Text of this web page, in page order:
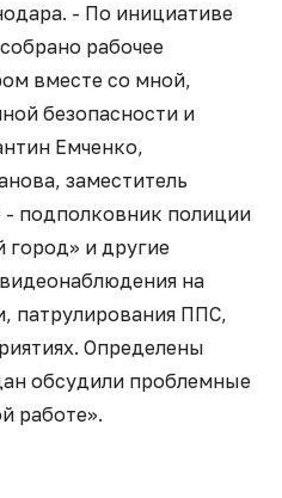
- По инициативе
рабочее
вместе со мной,
безопасности и
Емченко,
заместитель
- подполковник полиции
и другие
на
патрулирования ППС,
Определены
обсудили проблемные
работе».